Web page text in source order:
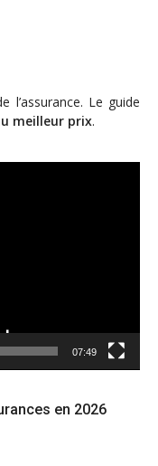
l’assurance. Le guide
meilleur prix.
07:49
en 2026